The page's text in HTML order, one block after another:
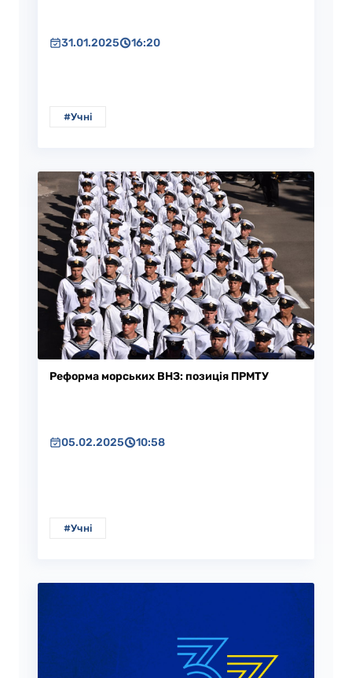
31.01.2025 16:20
#Учні
Реформа морських ВНЗ: позиція ПРМТУ
05.02.2025 10:58
#Учні